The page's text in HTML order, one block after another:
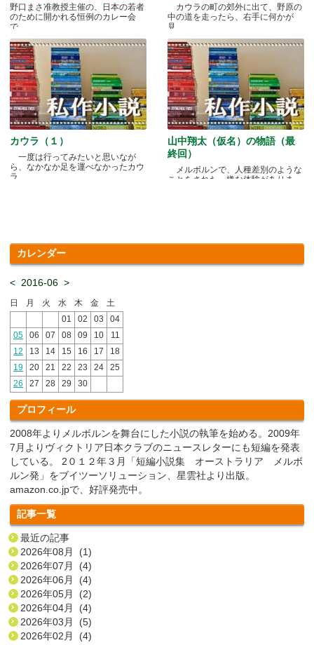
野口まさ准教授主催の、日本の若者
のために開かれる恒例のカレー会
で.....
カウラの町の郊外に出て、野原の
中の道を走ったら、右手に何かが
見.....
カウラ（１）
一度は行ってみたいと思いなが
ら、なかなか足を運べなかったカウ
ラ.....
山中翔太（仮名）の物語（最
終回）
メルボルンで、人種差別のような
ことをされた、嫌な体験がありま
カレンダー
< 2016-06 >
日 月 火 水 木 金
土
01
02 03
04
05
06 07 08 09 10
11
12
13 14 15 16 17
18
19
20 21 22 23 24
25
26
27 28 29 30
プロフィール
2008年よりメルボルンを舞台にした小説の執筆を始める。2009年
7月よりヴィクトリア日本クラブのニュースレターにも短編を発表
している。 2０１２年３月「短編小説集 オーストラリア メルボ
ルン発」をブイツーソリューション、星雲社より出版。
amazon.co.jpで、好評発売中。
記事一覧
最近の記事
2026年08月 (1)
2026年07月 (4)
2026年06月 (4)
2026年05月 (2)
2026年04月 (4)
2026年03月 (5)
2026年02月 (4)